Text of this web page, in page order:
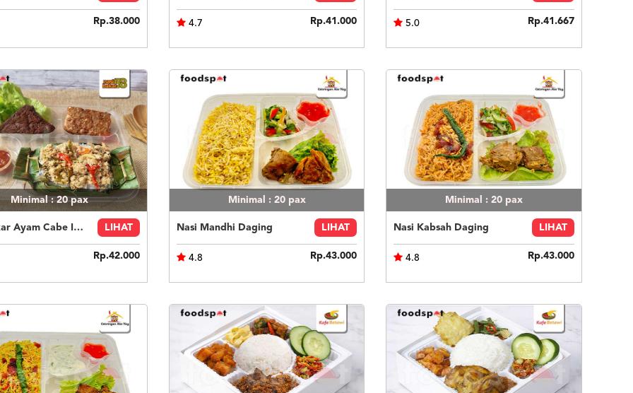
Rp.38.000 4.7 Rp.41.000 5.0 Rp.41.667
Minimal : 20pax
Nasi Bakar Ayam Cabe Ijo + Tahu Tempe LIHAT
Rp.42.000
Minimal : 20 pax
Nasi Mandhi Daging LIHAT
4.8 Rp.43.000
Minimal : 20 pax
Nasi Kabsah Daging LIHAT
4.8 Rp.43.000